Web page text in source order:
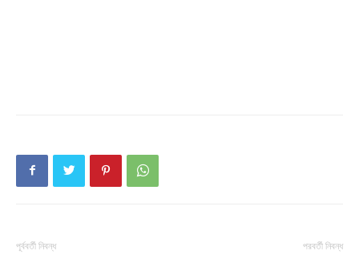
পূর্ববর্তী নিবন্ধ পরবর্তী নিবন্ধ